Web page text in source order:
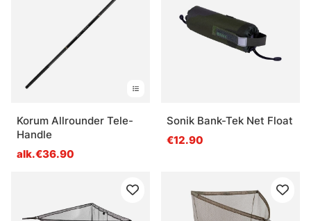
Korum Allrounder Tele-
Handle
alk.€36.90
Sonik Bank-Tek Net Float
€12.90